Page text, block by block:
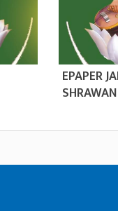
EPAPER